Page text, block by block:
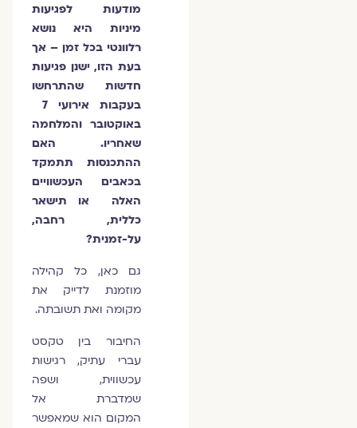
מודעות לפגיעות
מיניות היא נושא
רלוונטי בכל זמן – אך
בעת הזו, ישנן פגיעות
חדשות שהתרחשו
בעקבות אירועי 7
באוקטובר והמלחמה
שאחריו. האם
ההתכנסות תתמקד
בכאבים העכשוויים
האלה או תישאר
כללית, רחבה,
על-זמנית?
גם כאן, כל קהילה
מוזמנת לדייק את
מקומה ואת תשובתה.
החיבור בין טקסט
עברי עתיק, רגישות
עכשווית, ושפה
שמדברת אל
המקום הוא שמאפשר